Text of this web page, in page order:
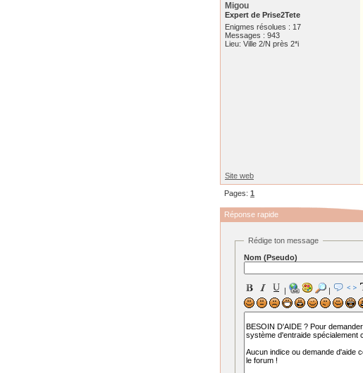
Migou
Expert de Prise2Tete
Enigmes résolues : 17
Messages : 943
Lieu: Ville 2/N près 2*i
Site web
Pages: 1
Réponse rapide
Rédige ton message
Nom (Pseudo)
| |